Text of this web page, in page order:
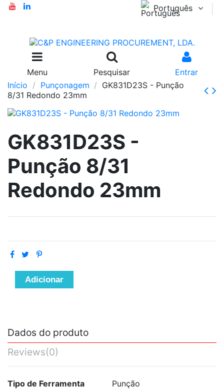
Português
Menu Pesquisar
Entrar
Início
Punçonagem
GK831D23S - Punção
8/31 Redondo 23mm
GK831D23S -
Punção 8/31
Redondo 23mm
Adicionar
Dados do produto
Reviews(0)
Tipo de Ferramenta
Punção